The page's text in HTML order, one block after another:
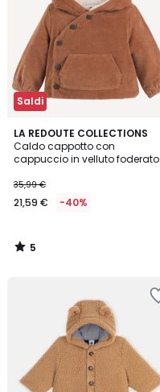
Saldi
LA REDOUTE COLLECTIONS
Caldo cappotto con
cappuccio in velluto foderato
35,99 €
21,59 € -40%
5
/
5
5
/